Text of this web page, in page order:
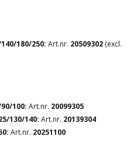
180/250: Art.nr. 20509302 (excl.
100: Art.nr. 20099305
130/140: Art.nr. 20139304
Art.nr. 20251100